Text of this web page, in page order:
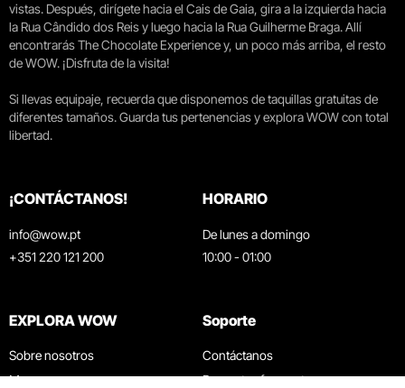
vistas. Después, dirígete hacia el Cais de Gaia, gira a la izquierda hacia
la Rua Cândido dos Reis y luego hacia la Rua Guilherme Braga. Allí
encontrarás The Chocolate Experience y, un poco más arriba, el resto
de WOW. ¡Disfruta de la visita!
Si llevas equipaje, recuerda que disponemos de taquillas gratuitas de
diferentes tamaños. Guarda tus pertenencias y explora WOW con total
libertad.
¡CONTÁCTANOS!
info@wow.pt
+351 220 121 200
HORARIO
De lunes a domingo
10:00 - 01:00
EXPLORA WOW
Sobre nosotros
Museos
Soporte
Contáctanos
Preguntas frecuentes